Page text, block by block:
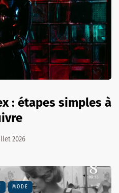
: étapes simples à
2026
MODE